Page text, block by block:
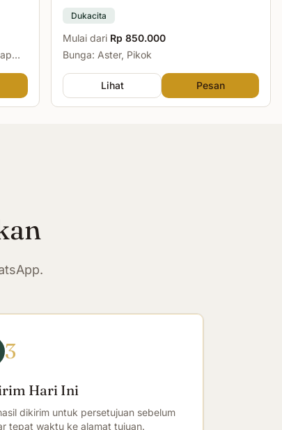
Dukacita
Mulai dari Rp 850.000
Bunga: Aster, Pikok
Lihat Pesan
3
Hari Ini
dikirim untuk persetujuan sebelum
tepat waktu ke alamat tujuan.